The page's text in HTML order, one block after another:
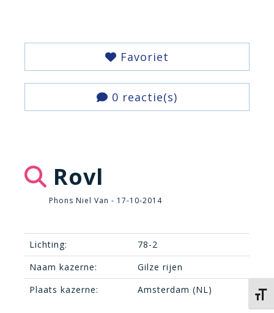
Favoriet
0 reactie(s)
Rovl
Phons Niel Van - 17-10-2014
Lichting:
78-2
Naam kazerne:
Gilze rijen
Plaats kazerne:
Amsterdam (NL)